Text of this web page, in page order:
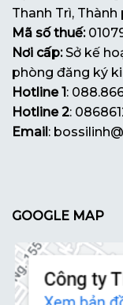
Thanh Trì,
Mã số thuế:
Nơi cấp:Sở kế
phòng đăng ký
Hotline 1:
Hotline 2:
Email:
GOOGLE MAP